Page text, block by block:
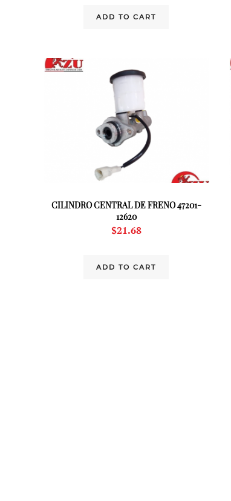
ADD TO CART
CILINDRO CENTRAL DE FRENO 47201-
12620
$21.68
ADD TO CART